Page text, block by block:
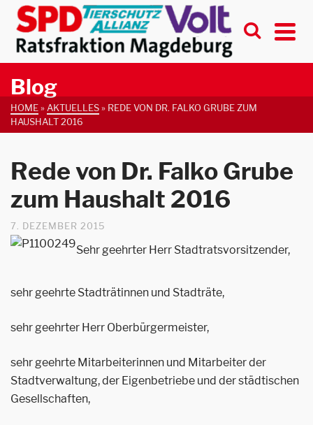
Blog
HOME» AKTUELLES» REDE VON DR. FALKO GRUBE ZUM
HAUSHALT 2016
Rede von Dr. Falko Grube
zum Haushalt 2016
7. DEZEMBER 2015
Sehr geehrter Herr Stadtratsvorsitzender,
sehr geehrte Stadträtinnen und Stadträte,
sehr geehrter Herr Oberbürgermeister,
sehr geehrte Mitarbeiterinnen und Mitarbeiter der
Stadtverwaltung, der Eigenbetriebe und der städtischen
Gesellschaften,